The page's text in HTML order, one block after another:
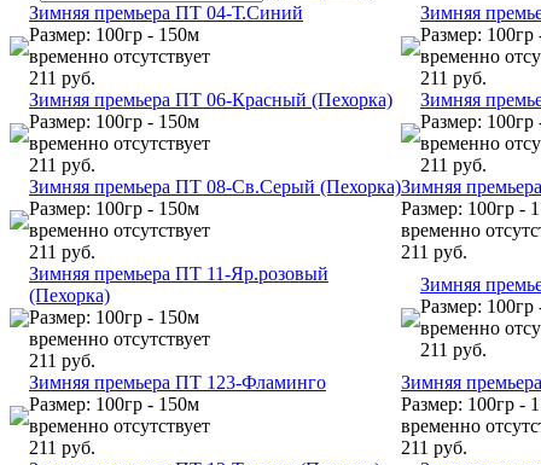
Зимняя премьера ПТ 04-Т.Синий
Размер: 100гр - 150м
временно отсутствует
211 руб.
Зимняя
Размер: 100гр
временно
211 руб.
Зимняя премьера ПТ 06-Красный (Пехорка)
Размер: 100гр - 150м
временно отсутствует
211 руб.
Зимняя
Размер: 100гр
временно
211 руб.
Зимняя премьера ПТ 08-Св.Серый (Пехорка)
Размер: 100гр - 150м
временно отсутствует
211 руб.
Зимняя
Размер: 100гр -
временно
211 руб.
Зимняя премьера ПТ 11-Яр.розовый
(Пехорка)
Размер: 100гр - 150м
временно отсутствует
211 руб.
Зимняя
Размер: 100гр
временно
211 руб.
Зимняя премьера ПТ 123-Фламинго
Размер: 100гр - 150м
временно отсутствует
211 руб.
Зимняя
Размер: 100гр -
временно
211 руб.